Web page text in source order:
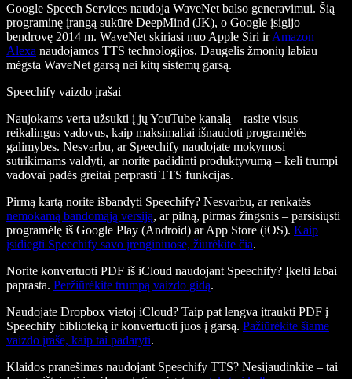
Google Speech Services naudoja WaveNet balso generavimui. Šią
programinę įrangą sukūrė DeepMind (JK), o Google įsigijo
bendrovę 2014 m. WaveNet skiriasi nuo Apple Siri irAmazon
Alexa naudojamos TTS technologijos. Daugelis žmonių labiau
mėgsta WaveNet garsą nei kitų sistemų garsą.
Speechify vaizdo įrašai
Naujokams verta užsukti į jų YouTube kanalą – rasite visus
reikalingus vadovus, kaip maksimaliai išnaudoti programėlės
galimybes. Nesvarbu, ar Speechify naudojate mokymosi
sutrikimams valdyti, ar norite padidinti produktyvumą – keli trumpi
vadovai padės greitai perprasti TTS funkcijas.
Pirmą kartą norite išbandyti Speechify? Nesvarbu, ar renkatės
nemokamą bandomąją versiją, ar pilną, pirmas žingsnis – parsisiųsti
programėlę iš Google Play (Android) ar App Store (iOS). Kaip
įsidiegti Speechify savo įrenginiuose, žiūrėkite čia.
Norite konvertuoti PDF iš iCloud naudojant Speechify? Įkelti labai
paprasta. Peržiūrėkite trumpą vaizdo gidą.
Naudojate Dropbox vietoj iCloud? Taip pat lengva įtraukti PDF į
Speechify biblioteką ir konvertuoti juos į garsą. Pažiūrėkite šiame
vaizdo įraše, kaip tai padaryti.
Klaidos pranešimas naudojant Speechify TTS? Nesijaudinkite – tai